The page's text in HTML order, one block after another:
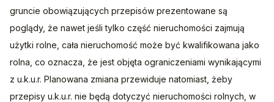
gruncie obowiązujących przepisów prezentowane są
poglądy, że nawet jeśli tylko część nieruchomości zajmują
użytki rolne, cała nieruchomość może być kwalifikowana jako
rolna, co oznacza, że jest objęta ograniczeniami wynikającymi
z u.k.u.r. Planowana zmiana przewiduje natomiast, żeby
przepisy u.k.u.r. nie będą dotyczyć nieruchomości rolnych, w